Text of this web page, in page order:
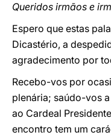
Queridos irmãos e
Espero que estas
Dicastério, a
agradecimento por
Recebo-vos por
plenária; saúdo-vos
ao Cardeal
encontro tem um